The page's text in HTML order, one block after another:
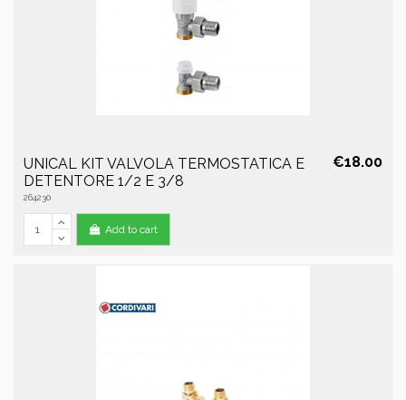
UNICAL KIT VALVOLA TERMOSTATICA E
DETENTORE 1/2 E 3/8
264230
€18.00
Add to cart